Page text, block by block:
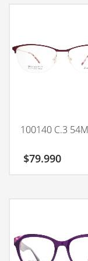
100140 C.3
$79.990